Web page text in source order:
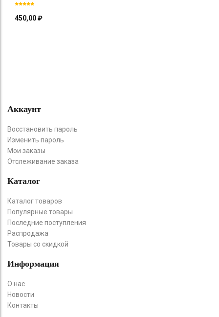
450,00₽
Аккаунт
Восстановить пароль
Изменить пароль
Мои заказы
Отслеживание заказа
Каталог
Каталог товаров
Популярные товары
Последние поступления
Распродажа
Товары со скидкой
Информация
О нас
Новости
Контакты